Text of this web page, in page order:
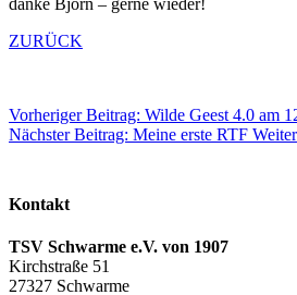
ZURÜCK
Vorheriger Beitrag: Wilde Geest 4.0 am
Nächster Beitrag: Meine erste RTF Weiter
Kontakt
TSV Schwarme e.V. von 1907
Kirchstraße 51
27327 Schwarme